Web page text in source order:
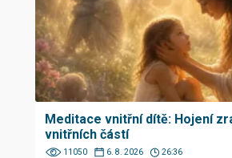
Meditace vnitřní dítě: Hojení
vnitřních částí
11050 6. 8. 2026 26:36